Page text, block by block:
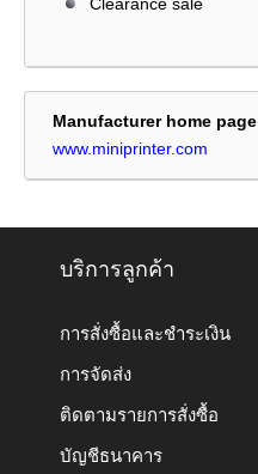
Manufacturer home page
www.miniprinter.com
บริการลูกค้า
การสั่งซื้อและชำระเงิน
การจัดส่ง
ติดตามรายการสั่งซื้อ
บัญชีธนาคาร